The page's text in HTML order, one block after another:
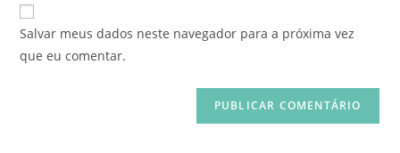
Salvar meus dados neste navegador para a próxima vez
que eu comentar.